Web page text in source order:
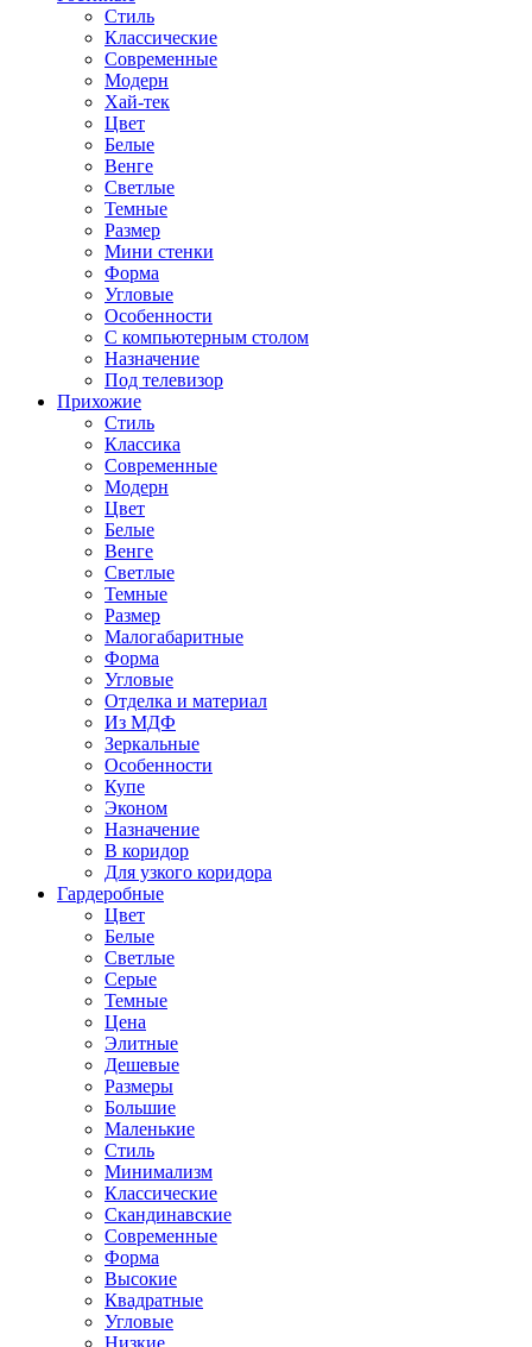
Стиль
Классические
Современные
Модерн
Хай-тек
Цвет
Белые
Венге
Светлые
Темные
Размер
Мини стенки
Форма
Угловые
Особенности
С компьютерным столом
Назначение
Под телевизор
Прихожие
Стиль
Классика
Современные
Модерн
Цвет
Белые
Венге
Светлые
Темные
Размер
Малогабаритные
Форма
Угловые
Отделка и материал
Из МДФ
Зеркальные
Особенности
Купе
Эконом
Назначение
В коридор
Для узкого коридора
Гардеробные
Цвет
Белые
Светлые
Серые
Темные
Цена
Элитные
Дешевые
Размеры
Большие
Маленькие
Стиль
Минимализм
Классические
Скандинавские
Современные
Форма
Высокие
Квадратные
Угловые
Низкие